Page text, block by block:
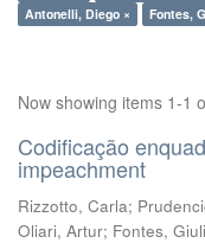
Antonelli, Diego ×
Fontes,
Now showing items 1-1
Codificação
impeachment
Rizzotto, Carla;
Oliari, Artur; Fontes,